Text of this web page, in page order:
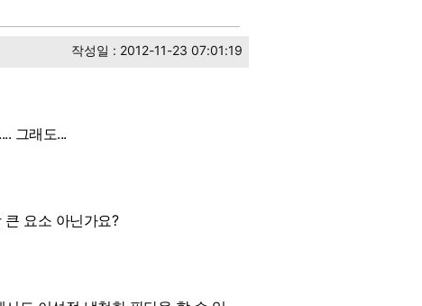
작성일 : 2012-11-23 07:01:19
그래도...
요소 아닌가요?